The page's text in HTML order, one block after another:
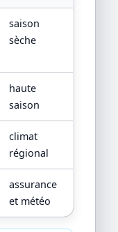
saison
sèche
haute
saison
climat
régional
assurance
et météo